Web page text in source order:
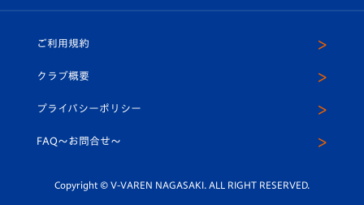
ホームタウン
平和祈念活動
ホームタウン活動
U-18
スクール
ヴィヴィくんインスタグラム
公式LINE＠
ご利用規約
クラブ概要
プライバシーポリシー
FAQ〜お問合せ〜
Copyright © V-VAREN NAGASAKI. ALL RIGHT RESERVED.